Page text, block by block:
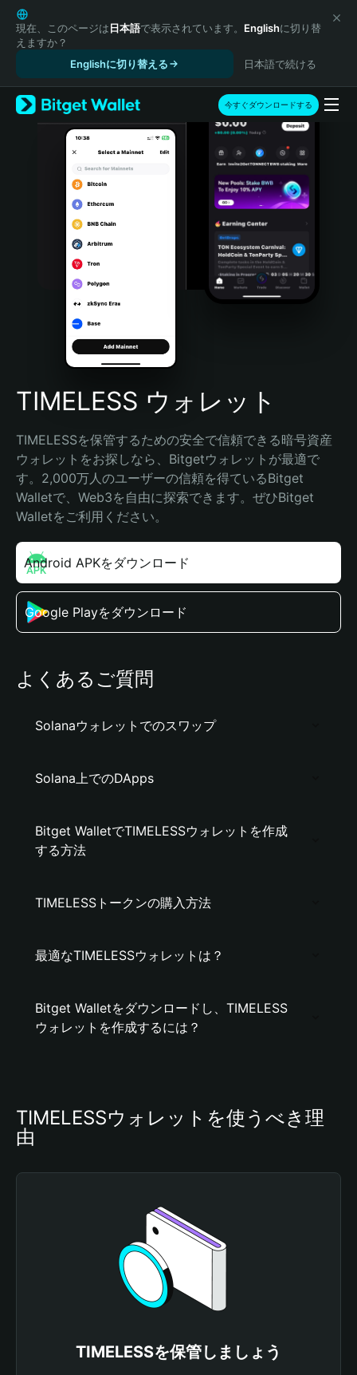
English
日本語
Tiếng Việt
Español (Latinoamérica)
Türkçe
Italiano
Português (Portugal)
Bahasa Indonesia
Português (Brasil)
Español (Argentina)
現在、このページは日本語で表示されています。 Englishに切り替
えますか？
Englishに切り替える
日本語で続ける
今すぐダウンロードする
TIMELESS ウォレット
TIMELESSを保管するための安全で信頼できる暗号資産
ウォレットをお探しなら、Bitgetウォレットが最適で
す。2,000万人のユーザーの信頼を得ているBitget
Walletで、Web3を自由に探索できます。ぜひBitget
Walletをご利用ください。
Android APKをダウンロード
Google Playをダウンロード
よくあるご質問
Solanaウォレットでのスワップ
Solana上でのDApps
Bitget WalletでTIMELESSウォレットを作成
する方法
TIMELESSトークンの購入方法
最適なTIMELESSウォレットは？
Bitget Walletをダウンロードし、TIMELESS
ウォレットを作成するには？
TIMELESSウォレットを使うべき理
由
TIMELESSを保管しましょう